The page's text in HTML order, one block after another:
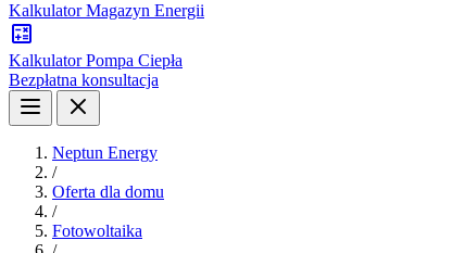
Kalkulator Magazyn Energii
Kalkulator Pompa Ciepła
Bezpłatna konsultacja
Neptun Energy
/
Oferta dla domu
/
Fotowoltaika